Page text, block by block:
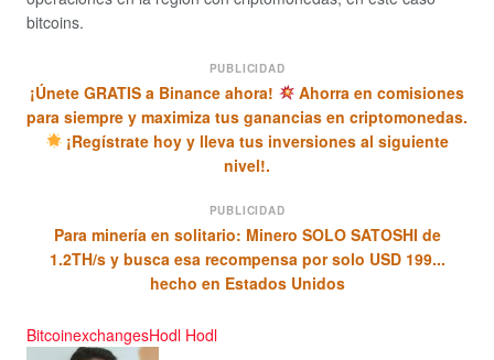
bitcoins.
PUBLICIDAD
¡Únete GRATIS a Binance ahora!
Ahorra en comisiones
para siempre y maximiza tus ganancias en criptomonedas.
¡Regístrate hoy y lleva tus inversiones al siguiente
nivel!.
PUBLICIDAD
Para minería en solitario: Minero SOLO SATOSHI de
1.2TH/s y busca esa recompensa por solo USD 199...
hecho en Estados Unidos
BitcoinexchangesHodl Hodl